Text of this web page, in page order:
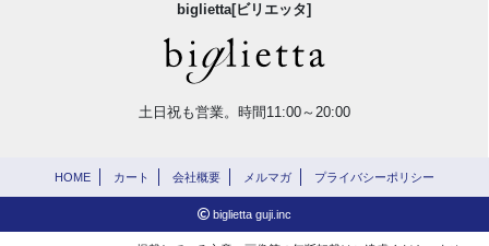
biglietta[ビリエッタ]
土日祝も営業。時間11:00～20:00
HOME カート 会社概要 メルマガ プライバシーポリシー
biglietta guji.inc